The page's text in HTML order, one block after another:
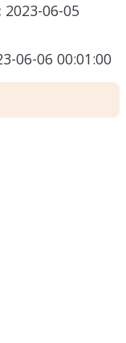
2023-06-05
06-06 00:01:00